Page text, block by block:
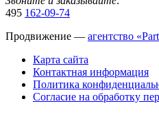
495 162-09-74
Продвижение — агентство
Карта сайта
Контактная информация
Политика
Согласие на обработку